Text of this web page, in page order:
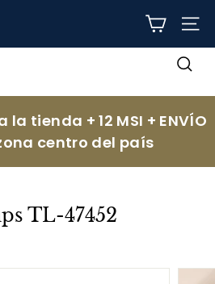
tienda + 12 MSI + ENVÍO
centro del país
TL-47452